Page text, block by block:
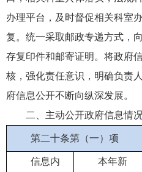
办理平台，及时督促相关科室
复。统一采取邮政专递方式，
存复印件和邮寄证明。将政府
核，强化责任意识，明确负责
府信息公开不断向纵深发展。
二、主动公开政府信息情
第二十条第（一）项
信息内
本年新